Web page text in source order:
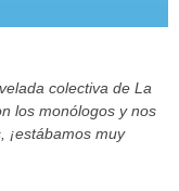
colectiva de La
los monólogos y nos
¡estábamos muy